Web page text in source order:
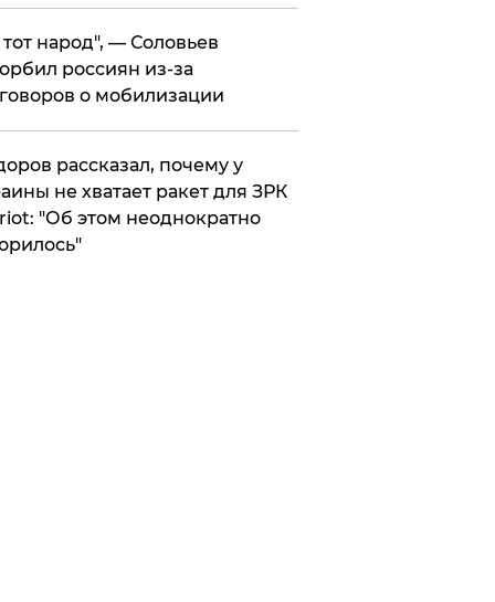
народ", — Соловьев
россиян из-за
о мобилизации
рассказал, почему у
не хватает ракет для ЗРК
"Об этом неоднократно